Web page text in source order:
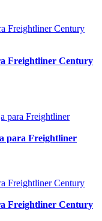
Freightliner Century
para Freightliner
Freightliner Century